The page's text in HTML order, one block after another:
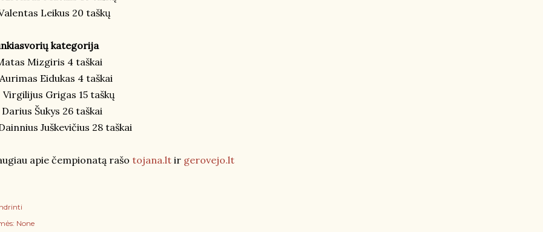
Leikus 20 taškų
kategorija
Mizgiris 4 taškai
Eidukas 4 taškai
Grigas 15 taškų
Šukys 26 taškai
Juškevičius 28 taškai
apie čempionatą rašo tojana.lt ir gerovejo.lt
None